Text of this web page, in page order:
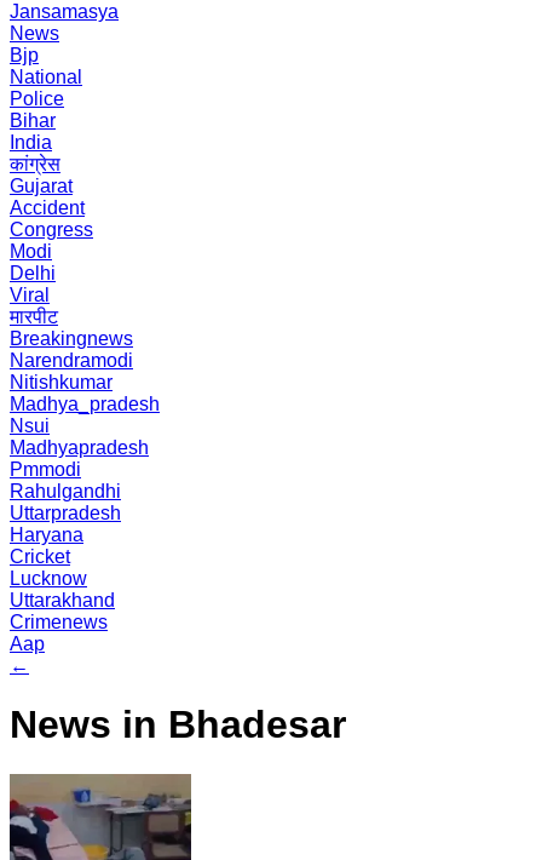
Jansamasya
News
Bjp
National
Police
Bihar
India
कांग्रेस
Gujarat
Accident
Congress
Modi
Delhi
Viral
मारपीट
Breakingnews
Narendramodi
Nitishkumar
Madhya_pradesh
Nsui
Madhyapradesh
Pmmodi
Rahulgandhi
Uttarpradesh
Haryana
Cricket
Lucknow
Uttarakhand
Crimenews
Aap
←
News in Bhadesar